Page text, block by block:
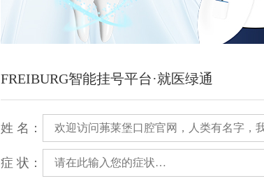
FREIBURG智能挂号平台·就医绿通
姓 名：
症 状：